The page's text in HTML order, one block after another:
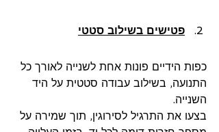
פטישים בשילוב סטטי
כפות הידיים פונות אחת לשנייה לאורך כל
התנועה, בשילוב עבודה סטטית על היד
השנייה.
בצעו את התרגיל לסירוגין, תוך שמירה על